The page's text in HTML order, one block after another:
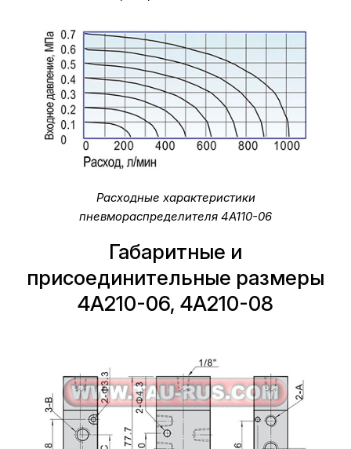
Расходные характеристики
пневмораспределителя 4A110-06
Габаритные и
присоединительные размеры
4A210-06, 4A210-08